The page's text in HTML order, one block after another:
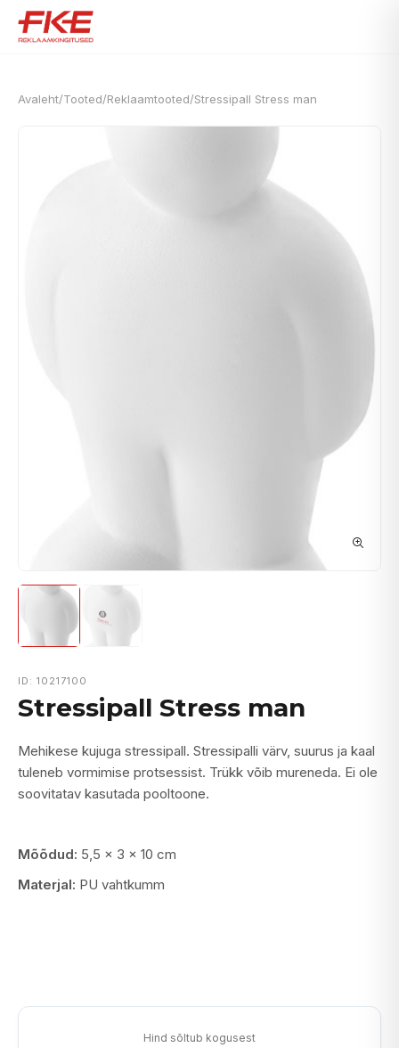
Avaleht/Tooted/Reklaamtooted/Stressipall Stress man
ID: 10217100
Stressipall Stress man
Mehikese kujuga stressipall. Stressipalli värv, suurus ja kaal
tuleneb vormimise protsessist. Trükk võib mureneda. Ei ole
soovitatav kasutada pooltoone.
Mõõdud: 5,5 x 3 x 10 cm
Materjal: PU vahtkumm
Hind sõltub kogusest